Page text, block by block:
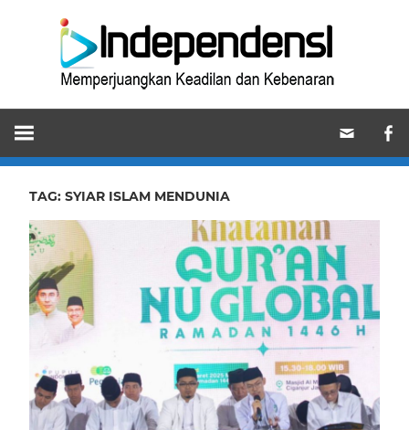
Memperjuangkan
Keadilan
dan
Kebenaran
TAG: SYIAR ISLAM MENDUNIA